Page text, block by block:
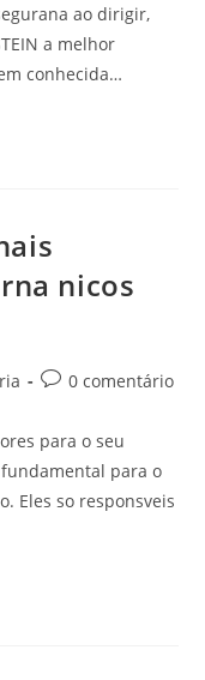
ao dirigir,
a melhor
conhecida…
nicos
0 comentário
para o seu
para o
Eles so responsveis